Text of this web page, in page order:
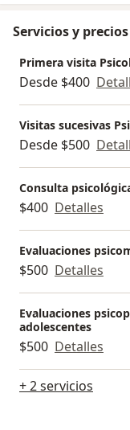
Servicios y precios
Primera visita
Desde $400
Visitas sucesivas
Desde $500
Consulta
$400 Detalles
Evaluaciones
$500 Detalles
Evaluaciones
adolescentes
$500 Detalles
+ 2 servicios